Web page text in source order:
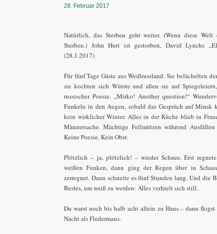
28. Februar 2017
Natürlich, das Sterben geht weiter. (Wenn diese Welt
Sterben.) John Hurt ist gestorben, David Lynchs
(28.1.2017)
Für fünf Tage Gäste aus Weißrussland. Sie belächelten
sie kochten sich Würste und aßen sie auf
russischer Poesie. „Mirko! Another question!“
Funkeln in den Augen, sobald das Gespräch auf Minsk
kein wirklicher Winter. Alles in der Küche blieb in
Männersache. Mächtige Fellmützen während
Keine Poesie. Kein Obst.
Plötzlich – ja, plötzlich! – wieder Schnee. Erst
weißen Funken, dann ging der Regen über in
zerregnet. Dann schneite es fünf Stunden lang. Und die
Bestes, um weiß zu werden: Alles verhielt sich still.
Du warst noch bis halb acht allein zu Haus – dann
Nacht als Fledermaus.